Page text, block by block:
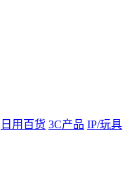
日用百货 3C产品 IP/玩具